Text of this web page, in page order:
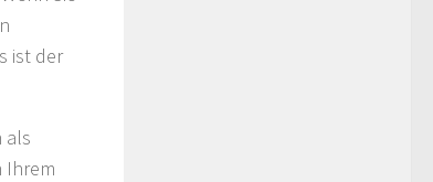
ist der
als
Ihrem